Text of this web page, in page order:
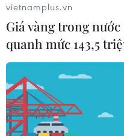
vietnamplus.vn
Giá vàng trong
quanh mức 143,5